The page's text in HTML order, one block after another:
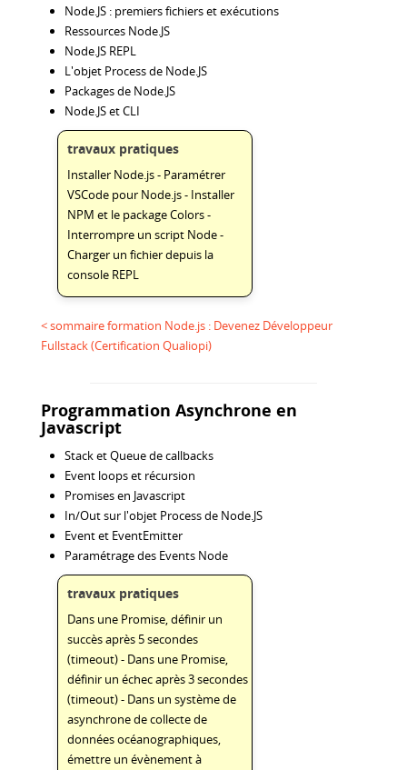
Node.JS : premiers fichiers et exécutions
Ressources Node.JS
Node.JS REPL
L'objet Process de Node.JS
Packages de Node.JS
Node.JS et CLI
travaux pratiques
Installer Node.js - Paramétrer
VSCode pour Node.js - Installer
NPM et le package Colors -
Interrompre un script Node -
Charger un fichier depuis la
console REPL
< sommaire formation Node.js : Devenez Développeur
Fullstack (Certification Qualiopi)
Programmation Asynchrone en
Javascript
Stack et Queue de callbacks
Event loops et récursion
Promises en Javascript
In/Out sur l'objet Process de Node.JS
Event et EventEmitter
Paramétrage des Events Node
travaux pratiques
Dans une Promise, définir un
succès après 5 secondes
(timeout) - Dans une Promise,
définir un échec après 3 secondes
(timeout) - Dans un système de
asynchrone de collecte de
données océanographiques,
émettre un évènement à